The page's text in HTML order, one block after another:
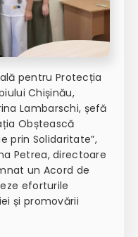
pentru Protecția
Chișinău,
Lambarschi, șefă
Obștească
prin Solidaritate”,
Petrea, directoare
un Acord de
eforturile
și promovării